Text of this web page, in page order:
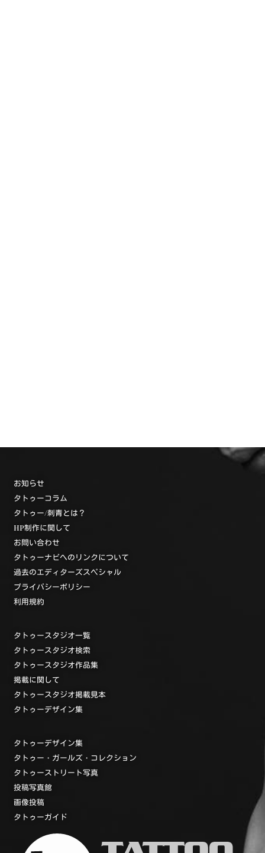
お知らせ
タトゥーコラム
タトゥー/刺青とは？
HP制作に関して
お問い合わせ
タトゥーナビへのリンクについて
過去のエディターズスペシャル
プライバシーポリシー
利用規約
タトゥースタジオ一覧
タトゥースタジオ検索
タトゥースタジオ作品集
掲載に関して
タトゥースタジオ掲載見本
タトゥーデザイン集
タトゥーデザイン集
タトゥー・ガールズ・コレクション
タトゥーストリート写真
投稿写真館
画像投稿
タトゥーガイド